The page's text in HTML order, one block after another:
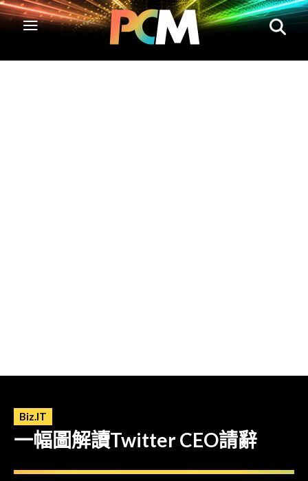
Biz.IT
一幅圖解讀Twitter CEO請辭